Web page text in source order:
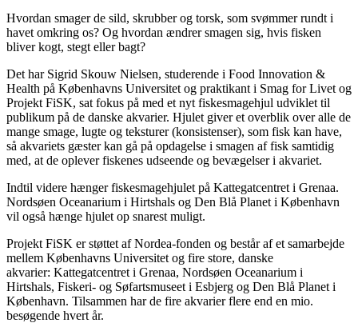
Hvordan smager de sild, skrubber og torsk, som svømmer rundt i
havet omkring os? Og hvordan ændrer smagen sig, hvis fisken
bliver kogt, stegt eller bagt?
Det har Sigrid Skouw Nielsen, studerende i Food Innovation &
Health på Københavns Universitet og praktikant i Smag for Livet og
Projekt FiSK, sat fokus på med et nyt fiskesmagehjul udviklet til
publikum på de danske akvarier. Hjulet giver et overblik over alle de
mange smage, lugte og teksturer (konsistenser), som fisk kan have,
så akvariets gæster kan gå på opdagelse i smagen af fisk samtidig
med, at de oplever fiskenes udseende og bevægelser i akvariet.
Indtil videre hænger fiskesmagehjulet på Kattegatcentret i Grenaa.
Nordsøen Oceanarium i Hirtshals og Den Blå Planet i København
vil også hænge hjulet op snarest muligt.
Projekt FiSK er støttet af Nordea-fonden og består af et samarbejde
mellem Københavns Universitet og fire store, danske
akvarier: Kattegatcentret i Grenaa, Nordsøen Oceanarium i
Hirtshals, Fiskeri- og Søfartsmuseet i Esbjerg og Den Blå Planet i
København. Tilsammen har de fire akvarier flere end en mio.
besøgende hvert år.